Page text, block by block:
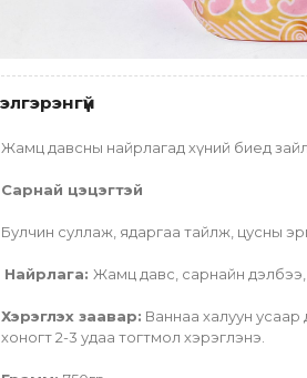
Жамц давсны найрлагад хүний биед
Сарнай цэцэгтэй
Булчин суллаж, ядаргаа тайлж, цусны
Найрлага: Жамц давс, сарнайн дэлбээ,
Хэрэглэх заавар: Ваннаа халуун усаар
хоногт 2-3 удаа тогтмол хэрэглэнэ.